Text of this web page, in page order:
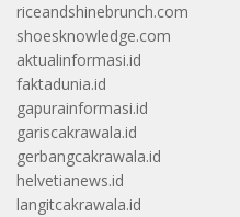
riceandshinebrunch.com
shoesknowledge.com
aktualinformasi.id
faktadunia.id
gapurainformasi.id
gariscakrawala.id
gerbangcakrawala.id
helvetianews.id
langitcakrawala.id